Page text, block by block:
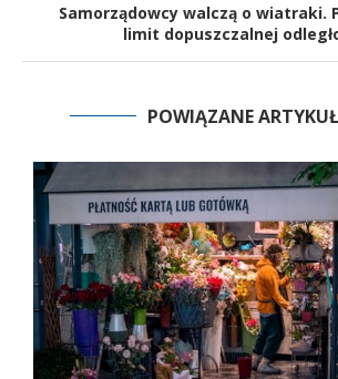
Samorządowcy walczą o wiatraki.
limit dopuszczalnej
POWIĄZANE